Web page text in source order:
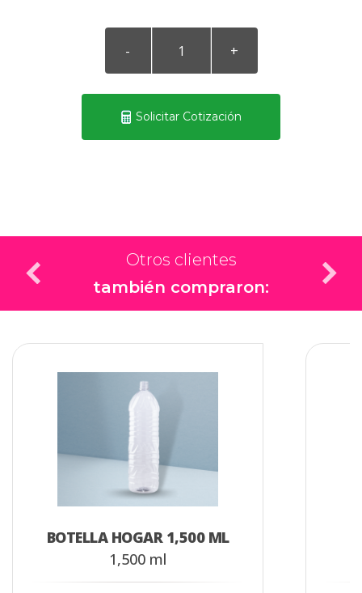
Solicitar Cotización
Otros clientes
también compraron:
BOTELLA HOGAR 1,500 ML
1,500 ml